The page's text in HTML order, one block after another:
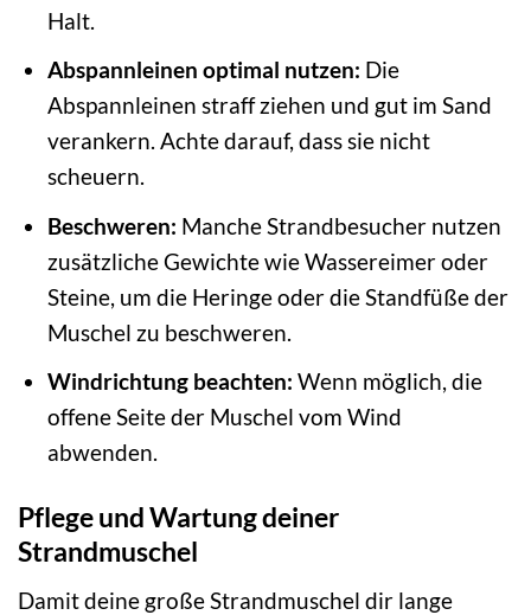
Halt.
Abspannleinen optimal nutzen: Die
Abspannleinen straff ziehen und gut im Sand
verankern. Achte darauf, dass sie nicht
scheuern.
Beschweren: Manche Strandbesucher nutzen
zusätzliche Gewichte wie Wassereimer oder
Steine, um die Heringe oder die Standfüße der
Muschel zu beschweren.
Windrichtung beachten: Wenn möglich, die
offene Seite der Muschel vom Wind
abwenden.
Pflege und Wartung deiner
Strandmuschel
Damit deine große Strandmuschel dir lange